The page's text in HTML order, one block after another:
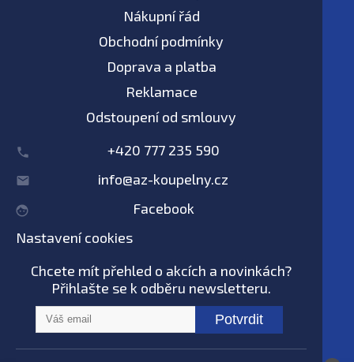
Nákupní řád
Obchodní podmínky
Doprava a platba
Reklamace
Odstoupení od smlouvy
+420 777 235 590
info@az-koupelny.cz
Facebook
Nastavení cookies
Chcete mít přehled o akcích a novinkách?
Přihlašte se k odběru newsletteru.
Potvrdit